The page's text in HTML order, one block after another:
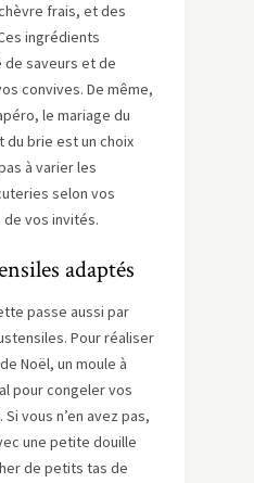
frais, et des
ingrédients
saveurs et de
convives. De même,
le mariage du
du brie est un choix
à varier les
selon vos
vos invités.
adaptés
passe aussi par
Pour réaliser
Noël, un moule à
pour congeler vos
vous n’en avez pas,
une petite douille
de petits tas de